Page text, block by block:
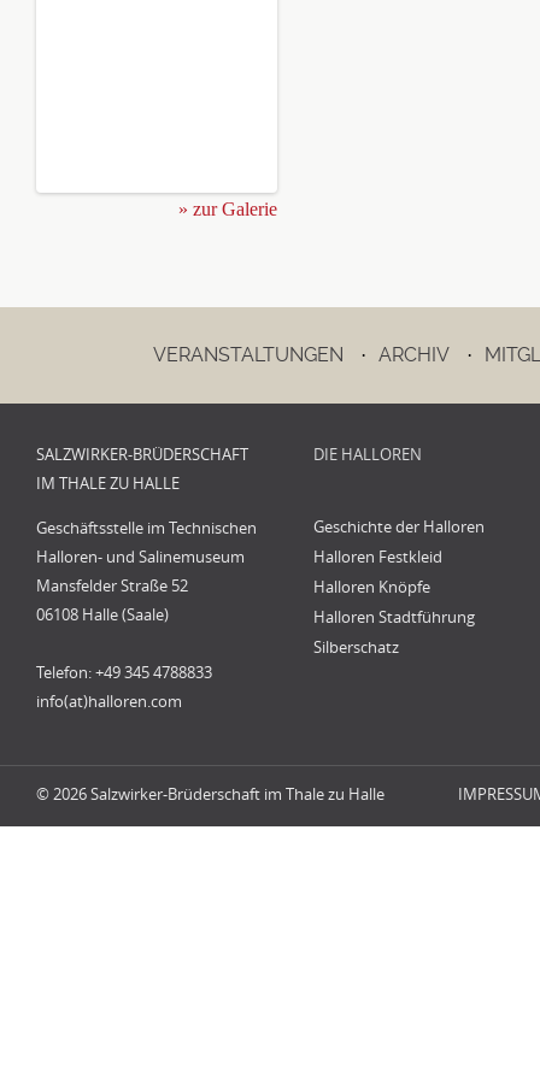
» zur Galerie
VERANSTALTUNGEN · ARCHIV ·
SALZWIRKER-BRÜDERSCHAFT
IM THALE ZU HALLE
Geschäftsstelle im Technischen
Halloren- und Salinemuseum
Mansfelder Straße 52
06108 Halle (Saale)
Telefon: +49 345 4788833
info(at)halloren.com
DIE HALLOREN
Geschichte der Halloren
Halloren Festkleid
Halloren Knöpfe
Halloren Stadtführung
Silberschatz
© 2026 Salzwirker-Brüderschaft im Thale zu Halle